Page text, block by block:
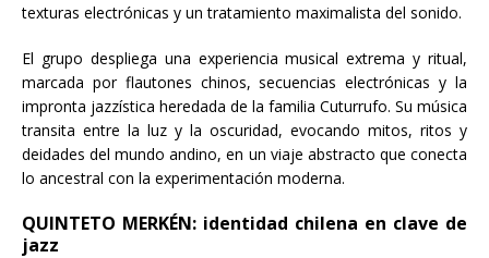
texturas electrónicas y un tratamiento maximalista del sonido.
El grupo despliega una experiencia musical extrema y ritual,
marcada por flautones chinos, secuencias electrónicas y la
impronta jazzística heredada de la familia Cuturrufo. Su música
transita entre la luz y la oscuridad, evocando mitos, ritos y
deidades del mundo andino, en un viaje abstracto que conecta
lo ancestral con la experimentación moderna.
QUINTETO MERKÉN: identidad chilena en clave de
jazz